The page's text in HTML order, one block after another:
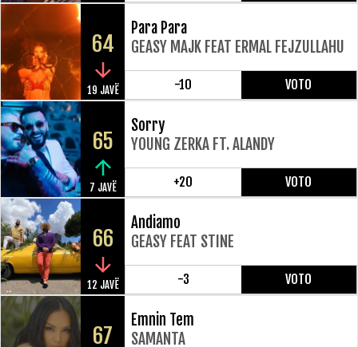
64
19 JAVË
Para Para
GEASY MAJK FEAT ERMAL FEJZULLAHU
-10 VOTO
65
7 JAVË
Sorry
YOUNG ZERKA FT. ALANDY
+20 VOTO
66
12 JAVË
Andiamo
GEASY FEAT STINE
-3 VOTO
67
Emnin Tem
SAMANTA